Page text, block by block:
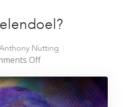
Nutting
Offon Bestaat een